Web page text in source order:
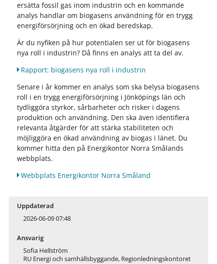
ersätta fossil gas inom industrin och en kommande
analys handlar om biogasens användning för en trygg
energiförsörjning och en ökad beredskap.
Är du nyfiken på hur potentialen ser ut för biogasens
nya roll i industrin? Då finns en analys att ta del av.
Rapport: biogasens nya roll i industrin
Senare i år kommer en analys som ska belysa biogasens
roll i en trygg energiförsörjning i Jönköpings län och
tydliggöra styrkor, sårbarheter och risker i dagens
produktion och användning. Den ska även identifiera
relevanta åtgärder för att stärka stabiliteten och
möjliggöra en ökad användning av biogas i länet. Du
kommer hitta den på Energikontor Norra Smålands
webbplats.
Webbplats Energikontor Norra Småland
Uppdaterad
2026-06-09 07:48
Ansvarig
Sofia Hellström
RU Energi och samhällsbyggande, Regionledningskontoret